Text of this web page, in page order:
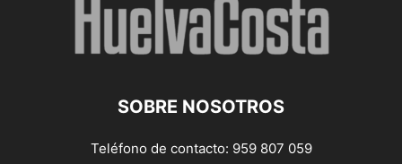
SOBRE NOSOTROS
Teléfono de contacto: 959 807 059